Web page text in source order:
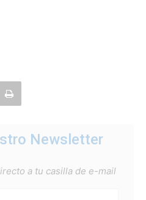
Newsletter
a tu casilla de e-mail